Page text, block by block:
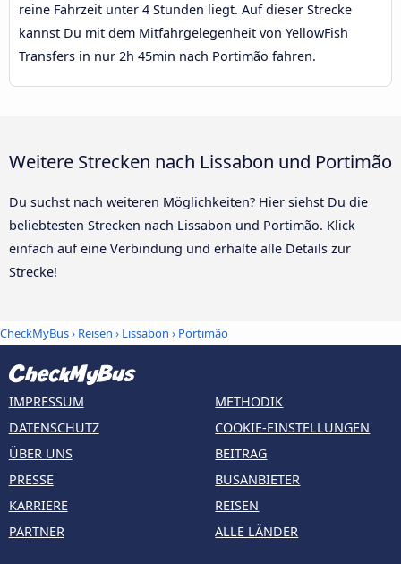
reine Fahrzeit unter 4 Stunden liegt. Auf dieser Strecke
kannst Du mit dem Mitfahrgelegenheit von YellowFish
Transfers in nur 2h 45min nach Portimão fahren.
Weitere Strecken nach Lissabon und Portimão
Du suchst nach weiteren Möglichkeiten? Hier siehst Du die
beliebtesten Strecken nach Lissabon und Portimão. Klick
einfach auf eine Verbindung und erhalte alle Details zur
Strecke!
CheckMyBus› Reisen › Lissabon › Portimão
IMPRESSUM
DATENSCHUTZ
ÜBER UNS
PRESSE
KARRIERE
PARTNER
METHODIK
COOKIE-EINSTELLUNGEN
BEITRAG
BUSANBIETER
REISEN
ALLE LÄNDER